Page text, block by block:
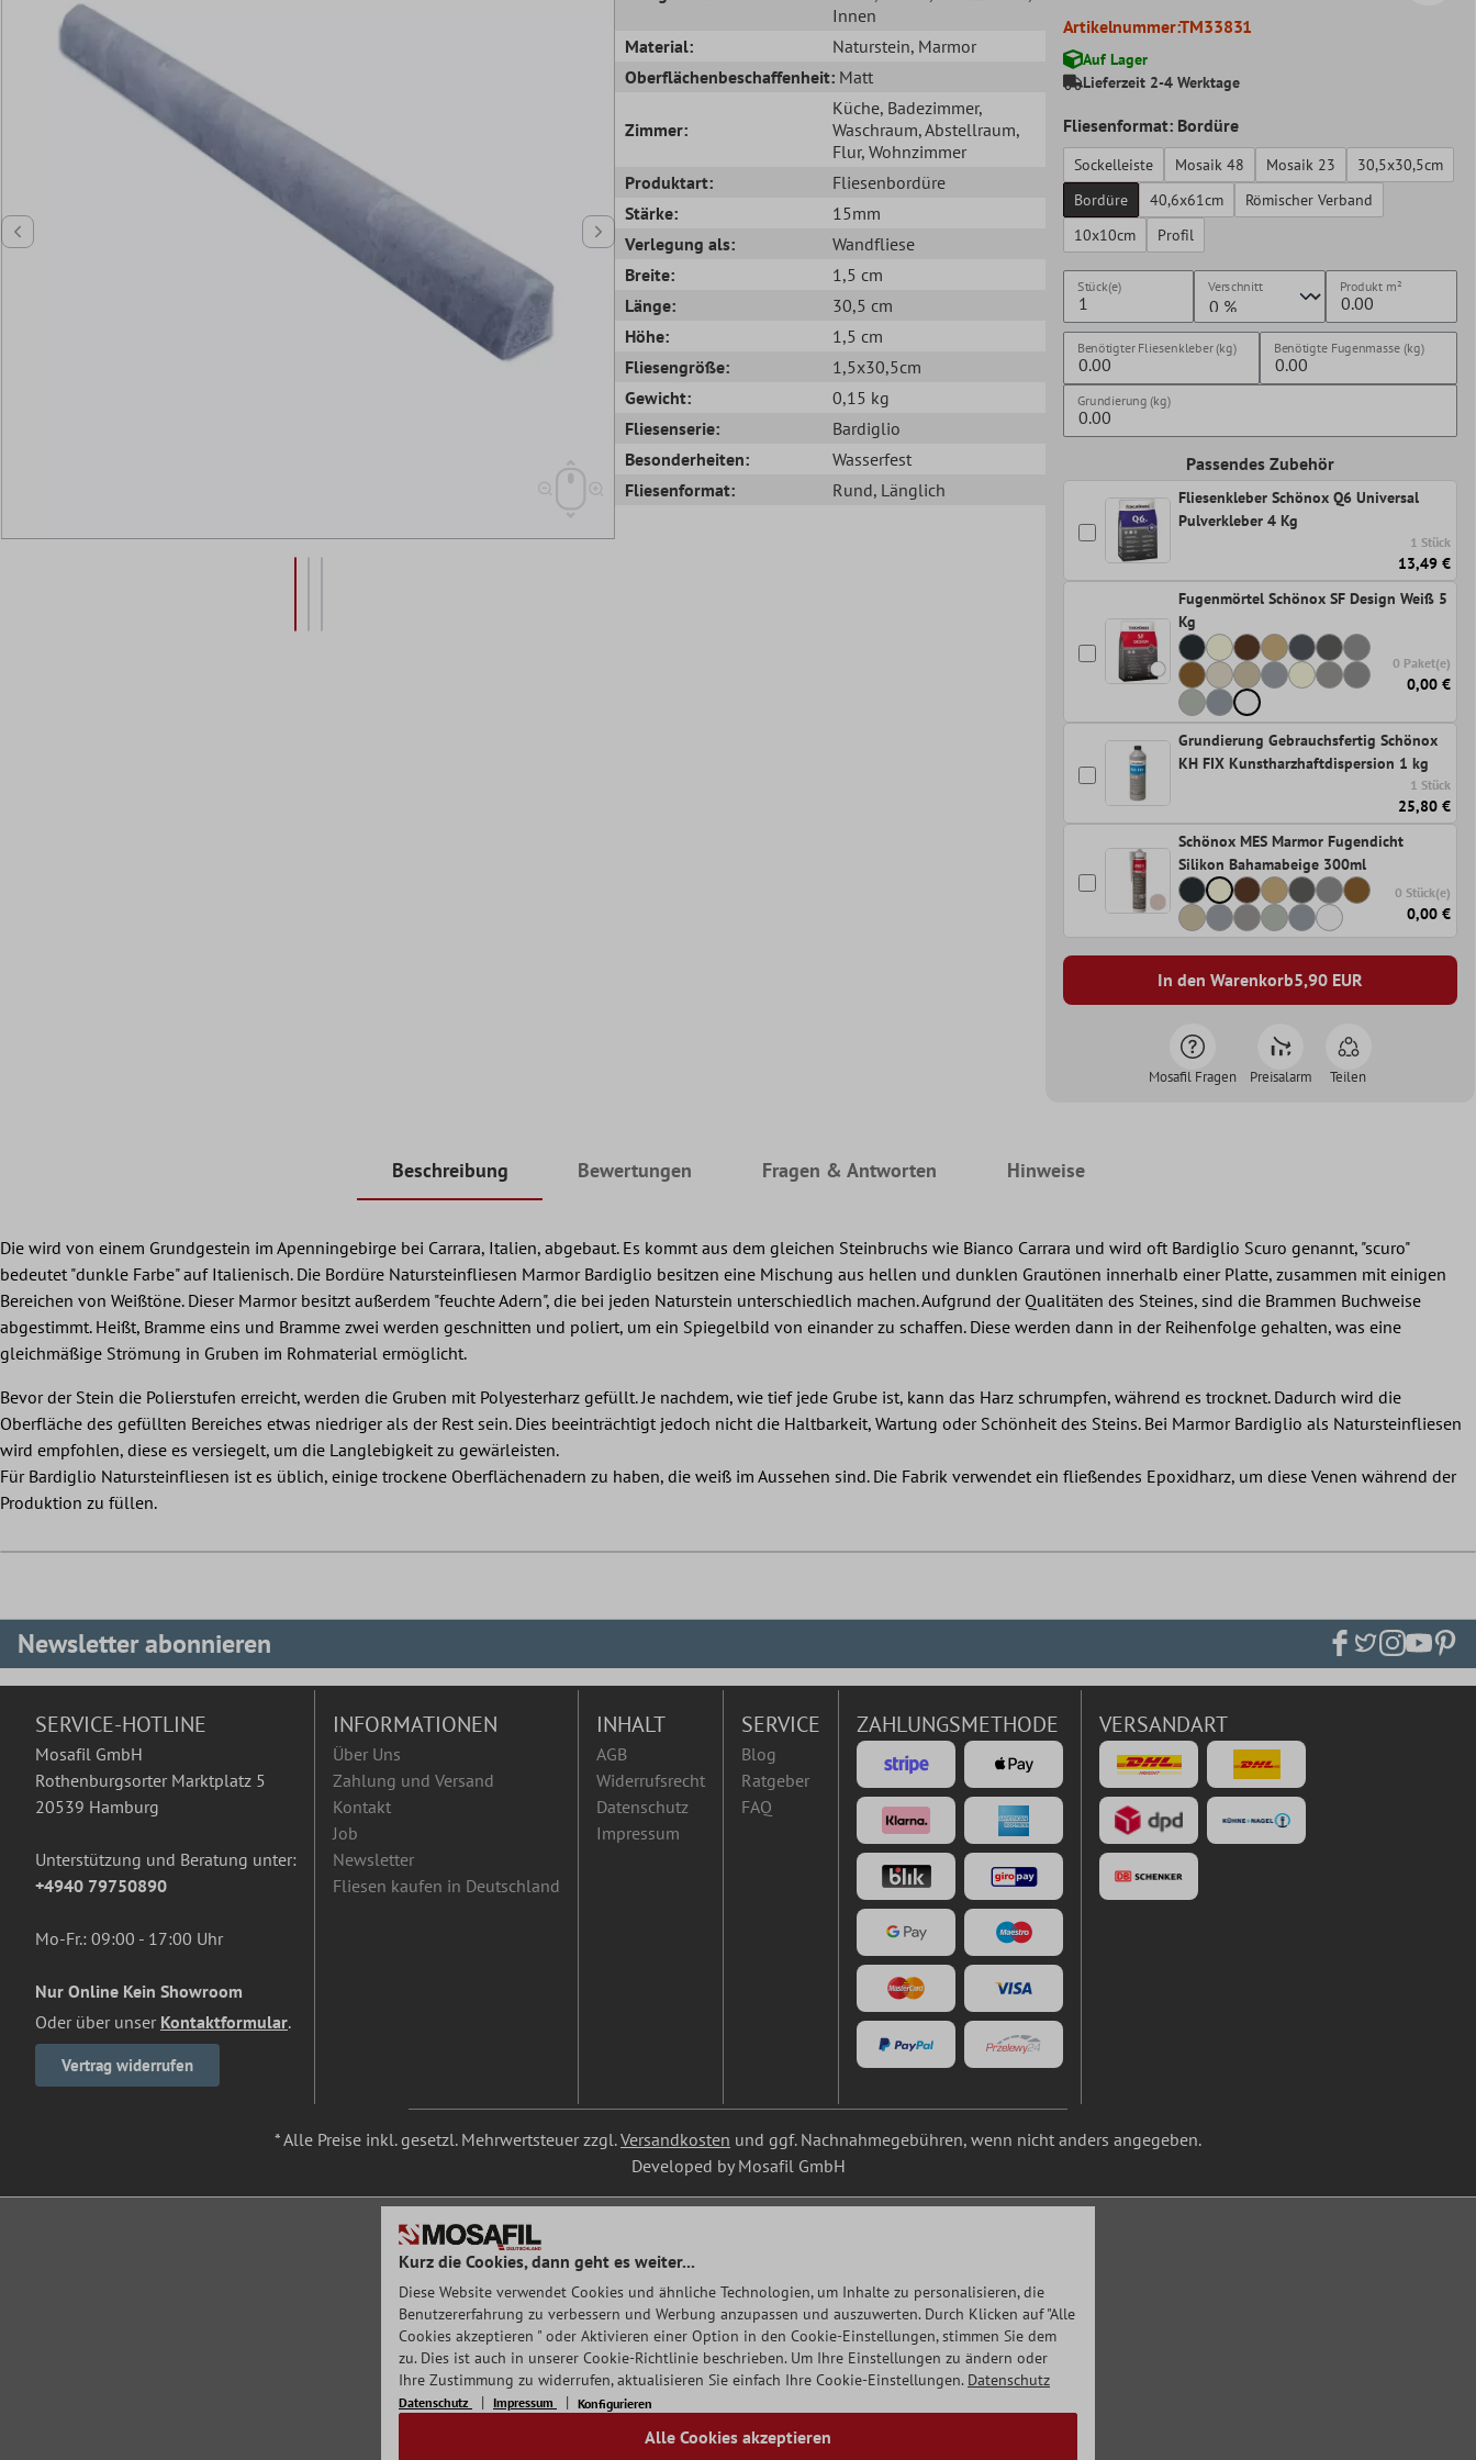
Innen
Material:
Naturstein, Marmor
Oberflächenbeschaffenheit: Matt
Zimmer:
Küche, Badezimmer,
Waschraum, Abstellraum,
Flur, Wohnzimmer
Produktart:
Fliesenbordüre
Stärke:
15mm
Verlegung als:
Wandfliese
Breite:
1,5 cm
Länge:
30,5 cm
Höhe:
1,5 cm
Fliesengröße:
1,5x30,5cm
Gewicht:
0,15 kg
Fliesenserie:
Bardiglio
Besonderheiten:
Wasserfest
Fliesenformat:
Rund, Länglich
Artikelnummer:TM33831
Auf Lager
Lieferzeit 2-4 Werktage
Fliesenformat: Bordüre
Sockelleiste Mosaik 48 Mosaik 23
30,5x30,5cm
Bordüre
40,6x61cm
Römischer Verband
10x10cm
Profil
Stück(e) Verschnitt Produkt m²
Benötigter Fliesenkleber (kg) Benötigte Fugenmasse (kg)
Grundierung (kg)
Passendes Zubehör
Fliesenkleber Schönox Q6 Universal
Pulverkleber 4 Kg
1 Stück
13,49 €
Fugenmörtel Schönox SF Design Weiß 5
Kg
0 Paket(e)
0,00 €
Grundierung Gebrauchsfertig Schönox
KH FIX Kunstharzhaftdispersion 1 kg
1 Stück
25,80 €
Schönox MES Marmor Fugendicht
Silikon Bahamabeige 300ml
0 Stück(e)
0,00 €
In den Warenkorb5,90EUR
Mosafil Fragen Preisalarm Teilen
Beschreibung Bewertungen Fragen & Antworten Hinweise
Die wird von einem Grundgestein im Apenningebirge bei Carrara, Italien, abgebaut. Es kommt aus dem gleichen Steinbruchs wie Bianco Carrara und wird oft Bardiglio Scuro genannt, "scuro"
bedeutet "dunkle Farbe" auf Italienisch. Die Bordüre Natursteinfliesen Marmor Bardiglio besitzen eine Mischung aus hellen und dunklen Grautönen innerhalb einer Platte, zusammen mit einigen
Bereichen von Weißtöne. Dieser Marmor besitzt außerdem "feuchte Adern", die bei jeden Naturstein unterschiedlich machen. Aufgrund der Qualitäten des Steines, sind die Brammen Buchweise
abgestimmt. Heißt, Bramme eins und Bramme zwei werden geschnitten und poliert, um ein Spiegelbild von einander zu schaffen. Diese werden dann in der Reihenfolge gehalten, was eine
gleichmäßige Strömung in Gruben im Rohmaterial ermöglicht.
Bevor der Stein die Polierstufen erreicht, werden die Gruben mit Polyesterharz gefüllt. Je nachdem, wie tief jede Grube ist, kann das Harz schrumpfen, während es trocknet. Dadurch wird die
Oberfläche des gefüllten Bereiches etwas niedriger als der Rest sein. Dies beeinträchtigt jedoch nicht die Haltbarkeit, Wartung oder Schönheit des Steins. Bei Marmor Bardiglio als Natursteinfliesen
wird empfohlen, diese es versiegelt, um die Langlebigkeit zu gewärleisten.
Für Bardiglio Natursteinfliesen ist es üblich, einige trockene Oberflächenadern zu haben, die weiß im Aussehen sind. Die Fabrik verwendet ein fließendes Epoxidharz, um diese Venen während der
Produktion zu füllen.
Newsletter abonnieren
SERVICE-HOTLINE
Mosafil GmbH
Rothenburgsorter Marktplatz 5
20539 Hamburg
Unterstützung und Beratung unter:
+4940 79750890
Mo-Fr.: 09:00 - 17:00 Uhr
Nur Online Kein Showroom
Oder über unser Kontaktformular.
Vertrag widerrufen
INFORMATIONEN
Über Uns
Zahlung und Versand
Kontakt
Job
Newsletter
Fliesen kaufen in Deutschland
INHALT
AGB
Widerrufsrecht
Datenschutz
Impressum
SERVICE
Blog
Ratgeber
FAQ
ZAHLUNGSMETHODE VERSANDART
* Alle Preise inkl. gesetzl. Mehrwertsteuer zzgl.Versandkosten und ggf. Nachnahmegebühren, wenn nicht anders angegeben.
Developed by Mosafil GmbH
Kurz die Cookies, dann geht es weiter...
Diese Website verwendet Cookies und ähnliche Technologien, um Inhalte zu personalisieren, die
Benutzererfahrung zu verbessern und Werbung anzupassen und auszuwerten. Durch Klicken auf "Alle
Cookies akzeptieren " oder Aktivieren einer Option in den Cookie-Einstellungen, stimmen Sie dem
zu. Dies ist auch in unserer Cookie-Richtlinie beschrieben. Um Ihre Einstellungen zu ändern oder
Ihre Zustimmung zu widerrufen, aktualisieren Sie einfach Ihre Cookie-Einstellungen. Datenschutz
Datenschutz Impressum Konfigurieren
Alle Cookies akzeptieren